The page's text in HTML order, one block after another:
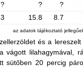
? ?
?
15.8 8.7
az adatok tájékoztató
és a
vágott lilahagymával,
sütőben 20 percig